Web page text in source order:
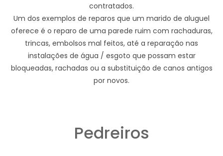
contratados.
Um dos exemplos de reparos que um marido de aluguel
oferece é o reparo de uma parede ruim com rachaduras,
trincas, embolsos mal feitos, até a reparação nas
instalações de água / esgoto que possam estar
bloqueadas, rachadas ou a substituição de canos antigos
por novos.
Pedreiros